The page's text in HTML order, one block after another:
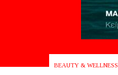
BEAUTY & WELLNESS